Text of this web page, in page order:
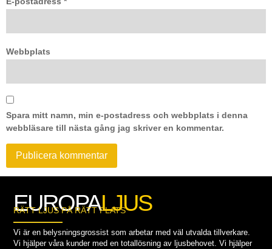
Webbplats
Spara mitt namn, min e-postadress och webbplats i denna
webbläsare till nästa gång jag skriver en kommentar.
EUROPALJUS
RÄTT LJUS PÅ RÄTT PLATS
Vi är en belysningsgrossist som arbetar med väl utvalda tillverkare.
Vi hjälper våra kunder med en totallösning av ljusbehovet. Vi hjälper